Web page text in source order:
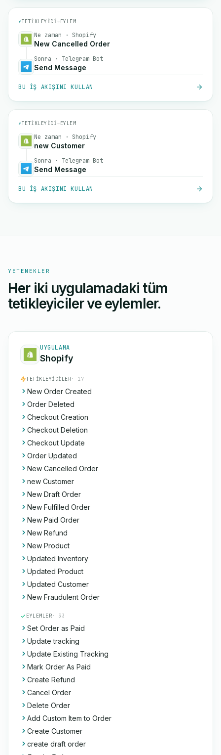
⚡TETIKLEYICI→EYLEM
Ne zaman · Shopify
New Cancelled Order
Sonra · Telegram Bot
Send Message
BU IŞ AKIŞINI KULLAN
⚡TETIKLEYICI→EYLEM
Ne zaman · Shopify
new Customer
Sonra · Telegram Bot
Send Message
BU IŞ AKIŞINI KULLAN
YETENEKLER
Her iki uygulamadaki tüm
tetikleyiciler ve eylemler.
UYGULAMA
Shopify
TETIKLEYICILER· 17
New Order Created
Order Deleted
Checkout Creation
Checkout Deletion
Checkout Update
Order Updated
New Cancelled Order
new Customer
New Draft Order
New Fulfilled Order
New Paid Order
New Refund
New Product
Updated Inventory
Updated Product
Updated Customer
New Fraudulent Order
EYLEMLER· 33
Set Order as Paid
Update tracking
Update Existing Tracking
Mark Order As Paid
Create Refund
Cancel Order
Delete Order
Add Custom Item to Order
Create Customer
create draft order